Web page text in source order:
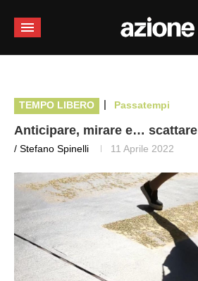
TEMPO LIBERO | Passatempi
Anticipare, mirare e… scattare
/ Stefano Spinelli 11 Aprile 2022